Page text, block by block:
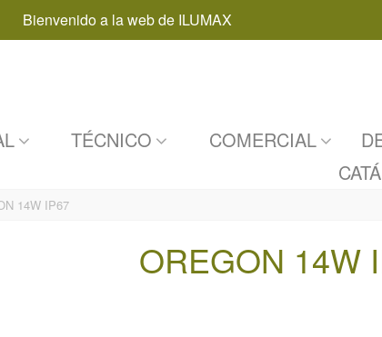
Bienvenido a la web de ILUMAX
TÉCNICO COMERCIAL
14W IP67
OREGON 14W